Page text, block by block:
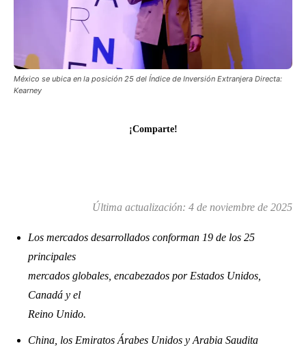
México se ubica en la posición 25 del Índice de Inversión Extranjera Directa:
Kearney
¡Comparte!
Última actualización: 4 de noviembre de 2025
Los mercados desarrollados conforman 19 de los 25
principales
mercados globales, encabezados por Estados Unidos,
Canadá y el
Reino Unido.
China, los Emiratos Árabes Unidos y Arabia Saudita